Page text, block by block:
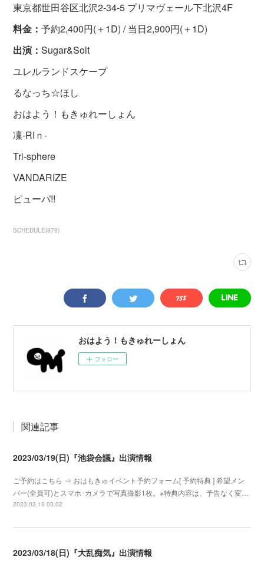
東京都世田谷区北沢2-34-5 プリマヴェール下北沢4F
料金：予約2,400円(＋1D) / 当日2,900円(＋1D)
出演：Sugar&Solt
ユレルランドスケープ
るなっち☆ほし
おはよう！もきゅれーしょん
凜-RIｎ-
Tri-sphere
VANDARIZE
ピューパ!!
SCHEDULE(379)
おはよう！もきゅれーしょん
フォロー
関連記事
2023/03/19(日)『池袋会議』出演情報
ご予約はこちら ⇒ おはもきゅイベント予約フォーム[ 予約特典 ] 希望メン
バー(全員可)とスマホ･カメラで写真撮影1枚。※特典内容は、予告なく変…
2023.03.13 03:02
2023/03/18(日)『大乱痴気』出演情報